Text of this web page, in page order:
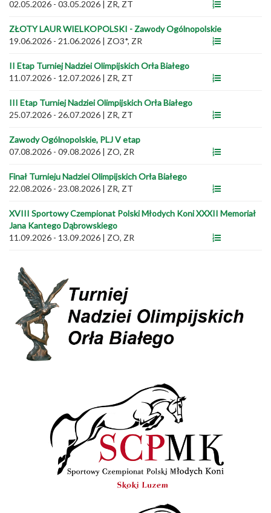
02.05.2026 - 03.05.2026 | ZR, ZT
ZŁOTY LAUR WIELKOPOLSKI - Zawody Ogólnopolskie
19.06.2026 - 21.06.2026 | ZO3*, ZR
II Etap Turniej Nadziei Olimpijskich Orła Białego
11.07.2026 - 12.07.2026 | ZR, ZT
III Etap Turniej Nadziei Olimpijskich Orła Białego
25.07.2026 - 26.07.2026 | ZR, ZT
Zawody Ogólnopolskie, PLJ V etap
07.08.2026 - 09.08.2026 | ZO, ZR
Finał Turnieju Nadziei Olimpijskich Orła Białego
22.08.2026 - 23.08.2026 | ZR, ZT
XVIII Sportowy Czempionat Polski Młodych Koni XXXII Memoriał
Jana Kantego Dąbrowskiego
11.09.2026 - 13.09.2026 | ZO, ZR